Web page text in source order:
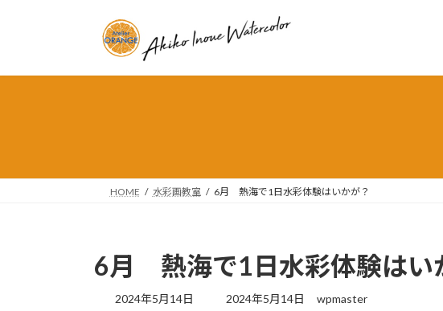
プ
動
HOME 水彩画教室 6月 熱海で1日水彩体験はいかが？
6月 熱海で1日水彩体験はい
2024年5月14日
最
2024年5月14日 wpmaster